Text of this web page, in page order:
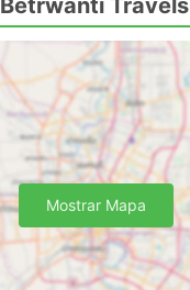
Travels
Mostrar Mapa